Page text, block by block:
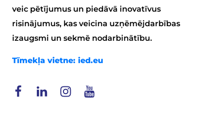
veic pētījumus un piedāvā inovatīvus
risinājumus, kas veicina uzņēmējdarbības
izaugsmi un sekmē nodarbinātību.
Tīmekļa vietne: ied.eu